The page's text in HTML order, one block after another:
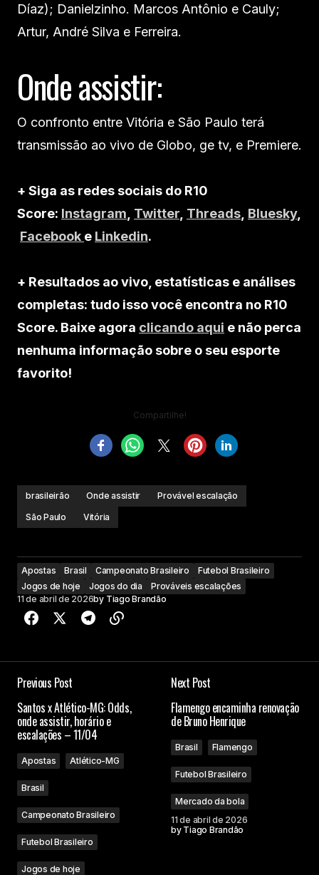
Díaz); Danielzinho. Marcos Antônio e Cauly;
Artur, André Silva e Ferreira.
Onde assistir:
O confronto entre Vitória e São Paulo terá
transmissão ao vivo de Globo, ge tv, e Premiere.
+ Siga as redes sociais do R10
Score: Instagram Twitter Threads Bluesky,
Facebook e Linkedin.
+ Resultados ao vivo, estatísticas e análises
completas: tudo isso você encontra no R10
Score. Baixe agora clicando aqui e não perca
nenhuma informação sobre o seu esporte
favorito!
Compartilhe!
brasileirão Onde assistir
Provável escalação
São Paulo
Vitória
Apostas Brasil Campeonato Brasileiro
Futebol Brasileiro
Jogos de hoje
Jogos do dia
Prováveis escalações
11 de abril de 2026by Tiago Brandão
Previous Post
Santos x Atlético-MG: Odds,
onde assistir, horário e
escalações – 11/04
Apostas Atlético-MG
Brasil
Campeonato Brasileiro
Futebol Brasileiro
Jogos de hoje
Next Post
Flamengo encaminha renovação
de Bruno Henrique
Brasil Flamengo
Futebol Brasileiro
Mercado da bola
11 de abril de 2026
by Tiago Brandão